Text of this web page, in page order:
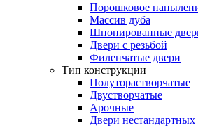
Порошковое
Массив дуба
Шпонированные
Двери с резьбой
Филенчатые двери
Тип конструкции
Полуторастворчатые
Двустворчатые
Арочные
Двери нестандартных